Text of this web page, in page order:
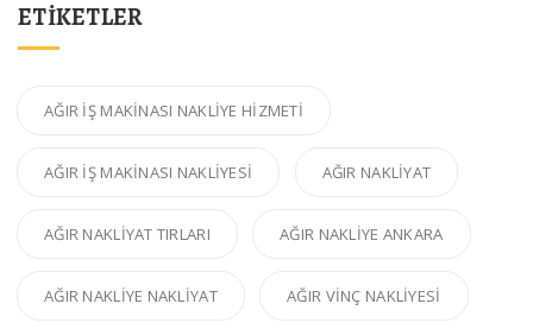
ETIKETLER
AĞIR IŞ MAKINASI NAKLIYE HIZMETI
AĞIR IŞ MAKINASI NAKLIYESI AĞIR NAKLIYAT
AĞIR NAKLIYAT TIRLARI AĞIR NAKLIYE ANKARA
AĞIR NAKLIYE NAKLIYAT AĞIR VINÇ NAKLIYESI